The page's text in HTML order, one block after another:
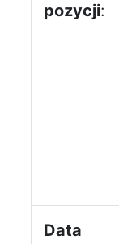
pozycji:
Data